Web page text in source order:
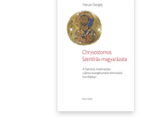
Természettudomány